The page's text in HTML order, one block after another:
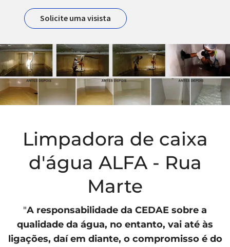
Solicite uma visista
Limpadora de caixa
d'água ALFA - Rua
Marte
"A responsabilidade da CEDAE sobre a
qualidade da água, no entanto, vai até às
ligações, daí em diante, o compromisso é do